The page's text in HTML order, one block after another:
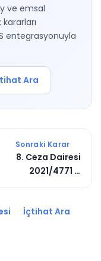
ve emsal
entegrasyonuyla
Ara
Sonraki Karar
8. Ceza Dairesi
2021/4771 E.
İçtihat Ara